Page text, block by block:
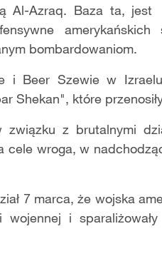
Al-Azraq. Baza ta,
amerykańskich
bombardowaniom.
i Beer Szewie w
Shekan", które
związku z brutalnymi
cele wroga, w
7 marca, że wojska
i